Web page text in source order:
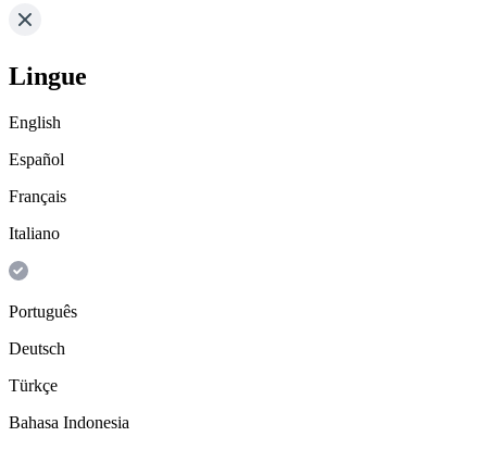
Lingue
English
Español
Français
Italiano
Português
Deutsch
Türkçe
Bahasa Indonesia